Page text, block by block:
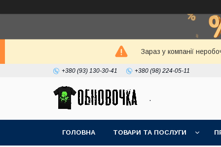
Зараз у компанії
+380 (93) 130-30-41 +380 (98) 224-05-11
.
ГОЛОВНА ТОВАРИ ТА ПОСЛУГИ